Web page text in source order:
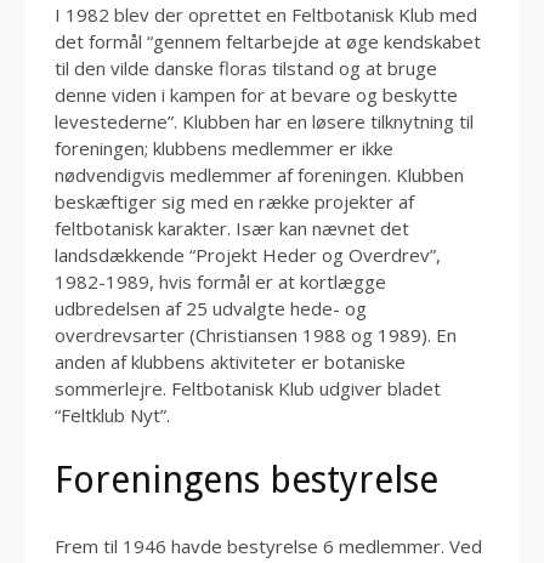
I 1982 blev der oprettet en Feltbotanisk Klub med
det formål “gennem feltarbejde at øge kendskabet
til den vilde danske floras tilstand og at bruge
denne viden i kampen for at bevare og beskytte
levestederne”. Klubben har en løsere tilknytning til
foreningen; klubbens medlemmer er ikke
nødvendigvis medlemmer af foreningen. Klubben
beskæftiger sig med en række projekter af
feltbotanisk karakter. Især kan nævnet det
landsdækkende “Projekt Heder og Overdrev”,
1982-1989, hvis formål er at kortlægge
udbredelsen af 25 udvalgte hede- og
overdrevsarter (Christiansen 1988 og 1989). En
anden af klubbens aktiviteter er botaniske
sommerlejre. Feltbotanisk Klub udgiver bladet
“Feltklub Nyt”.
Foreningens bestyrelse
Frem til 1946 havde bestyrelse 6 medlemmer. Ved